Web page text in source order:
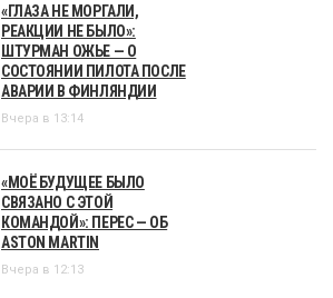
«ГЛАЗА НЕ МОРГАЛИ,
РЕАКЦИИ НЕ БЫЛО»:
ШТУРМАН ОЖЬЕ — О
СОСТОЯНИИ ПИЛОТА ПОСЛЕ
АВАРИИ В ФИНЛЯНДИИ
Вчера в 13:14
«МОЁ БУДУЩЕЕ БЫЛО
СВЯЗАНО С ЭТОЙ
КОМАНДОЙ»: ПЕРЕС — ОБ
ASTON MARTIN
Вчера в 12:13